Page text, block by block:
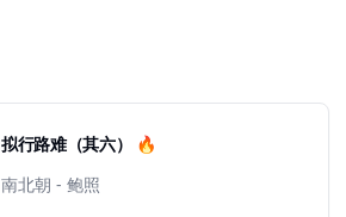
拟行路难（其六） 🔥
南北朝 - 鲍照